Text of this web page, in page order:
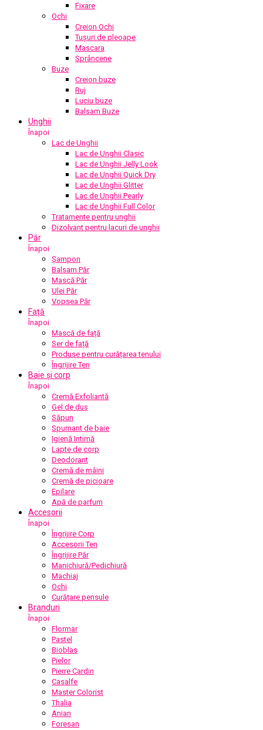
Fixare
Ochi
Creion Ochi
Tușuri de pleoape
Mascara
Sprâncene
Buze
Creion buze
Ruj
Luciu buze
Balsam Buze
Unghii
Înapoi
Lac de Unghii
Lac de Unghii Clasic
Lac de Unghii Jelly Look
Lac de Unghii Quick Dry
Lac de Unghii Glitter
Lac de Unghii Pearly
Lac de Unghii Full Color
Tratamente pentru unghii
Dizolvant pentru lacuri de unghii
Păr
Înapoi
Șampon
Balsam Păr
Mască Păr
Ulei Păr
Vopsea Păr
Față
Înapoi
Mască de față
Ser de față
Produse pentru curățarea tenului
Îngrijire Ten
Baie și corp
Înapoi
Cremă Exfoliantă
Gel de duș
Săpun
Spumant de baie
Igienă Intimă
Lapte de corp
Deodorant
Cremă de mâini
Cremă de picioare
Epilare
Apă de parfum
Accesorii
Înapoi
Îngrijire Corp
Accesorii Ten
Îngrijire Păr
Manichiură/Pedichiură
Machiaj
Ochi
Curățare pensule
Branduri
Înapoi
Flormar
Pastel
Bioblas
Pielor
Pierre Cardin
Casalfe
Master Colorist
Thalia
Anian
Foresan